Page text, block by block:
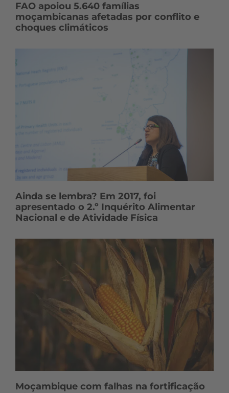
FAO apoiou 5.640 famílias
moçambicanas afetadas por conflito e
choques climáticos
Ainda se lembra? Em 2017, foi
apresentado o 2.º Inquérito Alimentar
Nacional e de Atividade Física
Moçambique com falhas na fortificação